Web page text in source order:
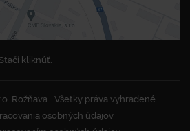
kliknúť.
Rožňava
Všetky práva vyhradené
osobných údajov